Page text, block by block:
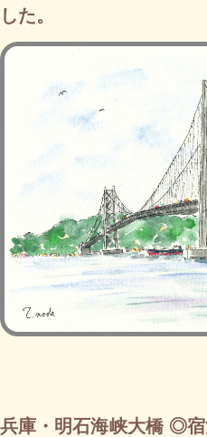
した。
兵庫・明石海峡大橋 ◎